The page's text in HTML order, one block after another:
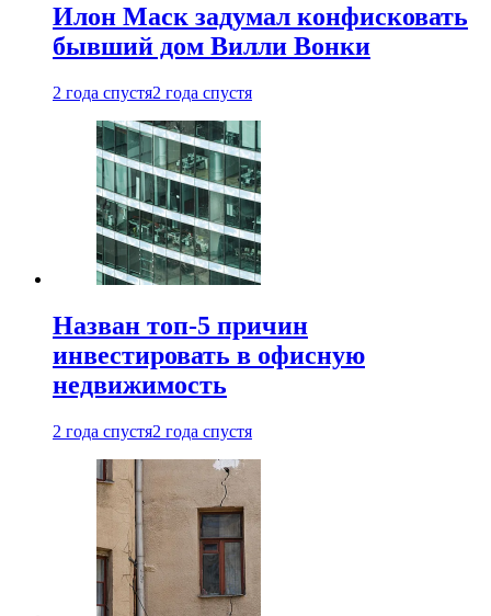
Илон Маск задумал конфисковать
бывший дом Вилли Вонки
2 года спустя2 года спустя
Назван топ-5 причин
инвестировать в офисную
недвижимость
2 года спустя2 года спустя